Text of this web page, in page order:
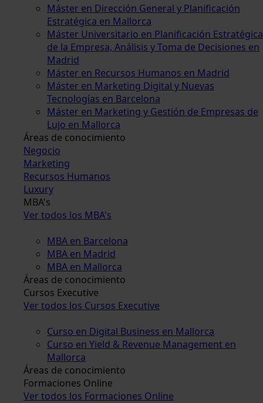
Máster en Dirección General y Planificación
Estratégica en Mallorca
Máster Universitario en Planificación Estratégica
de la Empresa, Análisis y Toma de Decisiones en
Madrid
Máster en Recursos Humanos en Madrid
Máster en Marketing Digital y Nuevas
Tecnologías en Barcelona
Máster en Marketing y Gestión de Empresas de
Lujo en Mallorca
Áreas de conocimiento
Negocio
Marketing
Recursos Humanos
Luxury
MBA's
Ver todos los MBA's
MBA en Barcelona
MBA en Madrid
MBA en Mallorca
Áreas de conocimiento
Cursos Executive
Ver todos los Cursos Executive
Curso en Digital Business en Mallorca
Curso en Yield & Revenue Management en
Mallorca
Áreas de conocimiento
Formaciones Online
Ver todos los Formaciones Online